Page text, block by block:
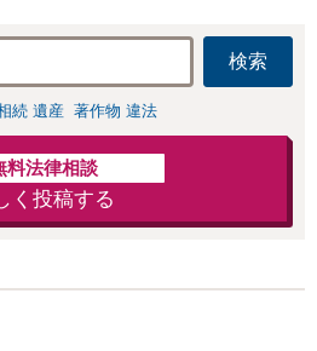
い【Zoom相談可】
【全国対応可】
【新清水駅5分】
検索
続 遺産 著作物 違法
料法律相談
く投稿する